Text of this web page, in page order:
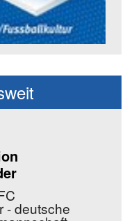
Akademie
- deutsche